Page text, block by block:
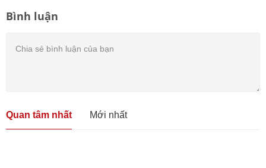
Bình luận
Quan tâm nhất Mới nhất